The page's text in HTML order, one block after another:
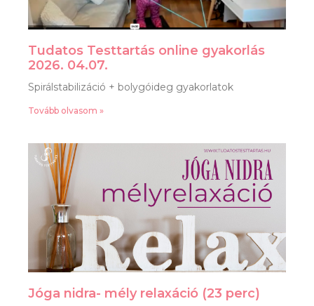
Tudatos Testtartás online gyakorlás
2026. 04.07.
Spirálstabilizáció + bolygóideg gyakorlatok
Tovább olvasom »
Jóga nidra- mély relaxáció (23 perc)